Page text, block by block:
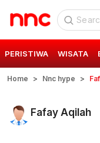
PERISTIWA WISATA
Home Nnc hype
Fafay Aqilah